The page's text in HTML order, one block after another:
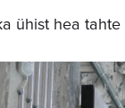
ühist hea tahte